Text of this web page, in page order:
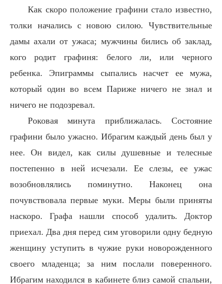
Как скоро положение графини стало известно,
толки начались с новою силою. Чувствительные
дамы ахали от ужаса; мужчины бились об заклад,
кого родит графиня: белого ли, или черного
ребенка. Эпиграммы сыпались насчет ее мужа,
который один во всем Париже ничего не знал и
ничего не подозревал.
Роковая минута приближалась. Состояние
графини было ужасно. Ибрагим каждый день был у
нее. Он видел, как силы душевные и телесные
постепенно в ней исчезали. Ее слезы, ее ужас
возобновлялись поминутно. Наконец она
почувствовала первые муки. Меры были приняты
наскоро. Графа нашли способ удалить. Доктор
приехал. Два дня перед сим уговорили одну бедную
женщину уступить в чужие руки новорожденного
своего младенца; за ним послали поверенного.
Ибрагим находился в кабинете близ самой спальни,